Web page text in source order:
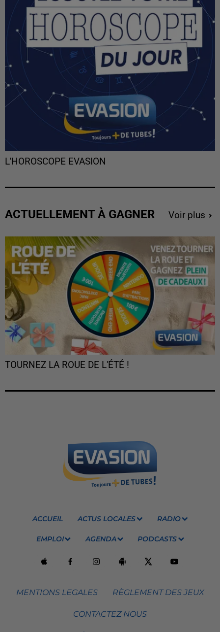
L'HOROSCOPE EVASION
ACTUELLEMENT À GAGNER Voir plus
TOURNEZ LA ROUE DE L'ÉTÉ !
ACCUEIL ACTUS LOCALES RADIO
EMPLOI AGENDA PODCASTS
MENTIONS LEGALES RÈGLEMENT DES JEUX
CONTACTEZ NOUS